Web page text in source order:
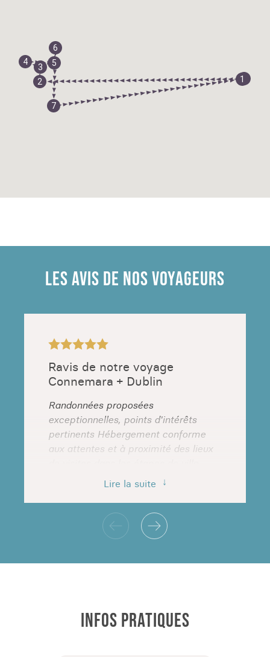
1
2
3
4 5
6
7
8
LES AVIS DE NOS VOYAGEURS
Ravis de notre voyage
Connemara + Dublin
Randonnées proposées
exceptionnelles, points d'intérêts
pertinents Hébergement conforme
aux attentes et à proximité des lieux
hôtes sympathiques et attentifs
Benoit
Voyage effectué en 2025
Lire la suite
INFOS PRATIQUES